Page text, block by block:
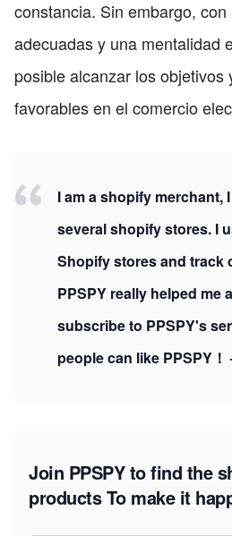
constancia. Sin embargo,
adecuadas y una mentalidad
posible alcanzar los objetivos
favorables en el comercio
I am a shopify merchant,
several shopify stores. I
Shopify stores and track
PPSPY really helped me
subscribe to PPSPY's
people can like PPSPY
Join PPSPY to find the
productsTo make it